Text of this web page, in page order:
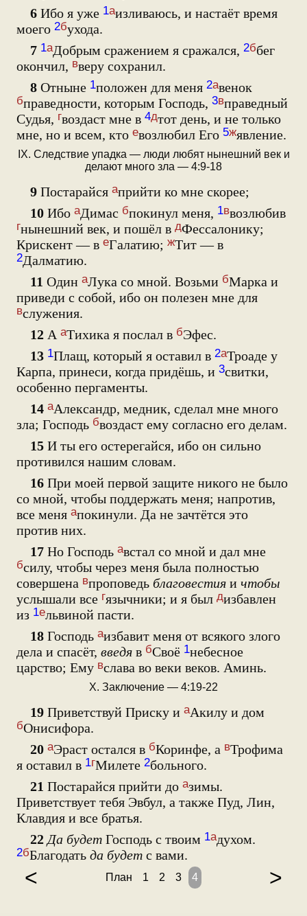
6 Ибо я уже 1аизливаюсь, и настаёт время
моего 2бухода.
7 1аДобрым сражением я сражался, 2ббег
окончил, вверу сохранил.
8 Отныне 1положен для меня 2авенок
бправедности, которым Господь, 3вправедный
Судья, гвоздаст мне в 4дтот день, и не только
мне, но и всем, кто евозлюбил Его 5жявление.
IX. Следствие упадка — люди любят нынешний век и
делают много зла — 4:9-18
9 Постарайся априйти ко мне скорее;
10 Ибо аДимас бпокинул меня, 1ввозлюбив
гнынешний век, и пошёл в дФессалонику;
Крискент — в еГалатию; жТит — в
2Далматию.
11 Один аЛука со мной. Возьми бМарка и
приведи с собой, ибо он полезен мне для
вслужения.
12 А аТихика я послал в бЭфес.
13 1Плащ, который я оставил в 2аТроаде у
Карпа, принеси, когда придёшь, и 3свитки,
особенно пергаменты.
14 аАлександр, медник, сделал мне много
зла; Господь бвоздаст ему согласно его делам.
15 И ты его остерегайся, ибо он сильно
противился нашим словам.
16 При моей первой защите никого не было
со мной, чтобы поддержать меня; напротив,
все меня апокинули. Да не зачтётся это
против них.
17 Но Господь австал со мной и дал мне
бсилу, чтобы через меня была полностью
совершена впроповедь благовестия и чтобы
услышали все гязычники; и я был дизбавлен
из 1ельвиной пасти.
18 Господь аизбавит меня от всякого злого
дела и спасёт, введя в бСвоё 1небесное
царство; Ему вслава во веки веков. Аминь.
X. Заключение — 4:19-22
19 Приветствуй Приску и аАкилу и дом
бОнисифора.
20 аЭраст остался в бКоринфе, а вТрофима
я оставил в 1гМилете 2больного.
21 Постарайся прийти до азимы.
Приветствует тебя Эвбул, а также Пуд, Лин,
Клавдия и все братья.
22 Да будет Господь с твоим 1адухом.
2бБлагодать да будет с вами.
< План 1 2 3 4 >